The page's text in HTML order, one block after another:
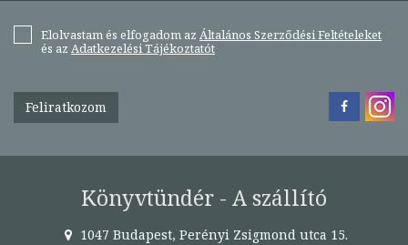
Elolvastam és elfogadom az Általános Szerződési Feltételeket
és az Adatkezelési Tájékoztatót
Feliratkozom
Könyvtündér - A szállító
1047 Budapest, Perényi Zsigmond utca 15.